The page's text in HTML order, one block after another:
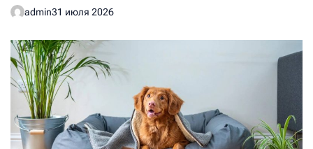
admin31 июля 2026